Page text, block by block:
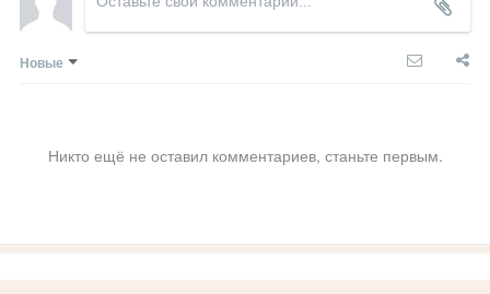
Новые
Никто ещё не оставил комментариев, станьте первым.